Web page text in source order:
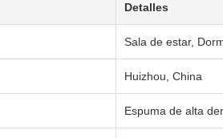
Detalles
Sala de estar,
Huizhou, China
Espuma de alta